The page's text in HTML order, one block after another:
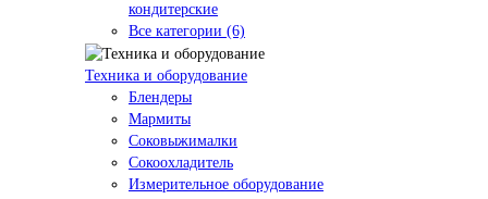
кондитерские
Все категории (6)
Техника и оборудование
Блендеры
Мармиты
Соковыжималки
Сокоохладитель
Измерительное оборудование